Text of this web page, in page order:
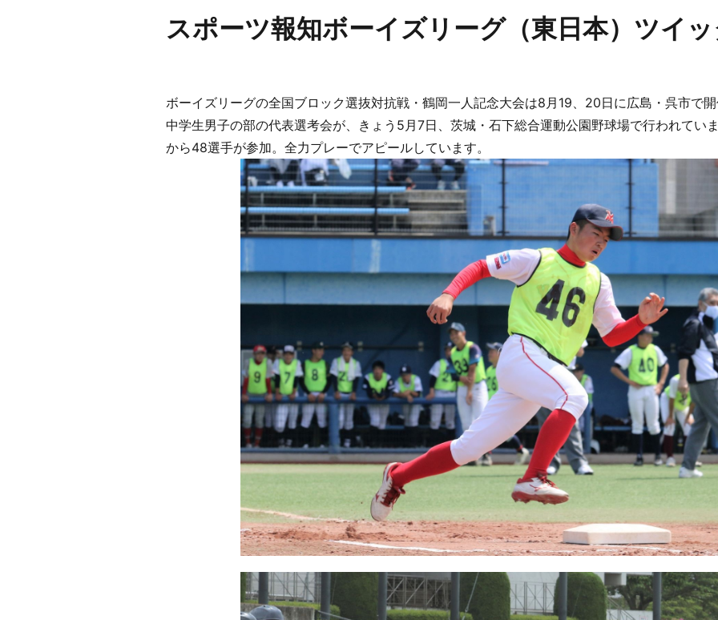
スポーツ報知ボーイズリーグ（東日本）ツイ
ボーイズリーグの全国ブロック選抜対抗戦・鶴岡一人記念大会は8月19、20日に広島・呉市で
中学生男子の部の代表選考会が、きょう5月7日、茨城・石下総合運動公園野球場で行われてい
から48選手が参加。全力プレーでアピールしています。